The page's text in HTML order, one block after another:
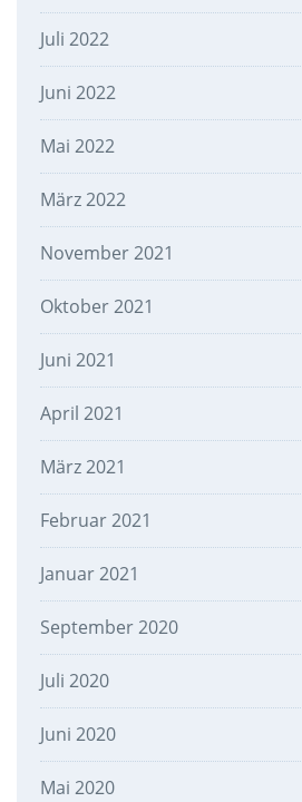
Juli 2022
Juni 2022
Mai 2022
März 2022
November 2021
Oktober 2021
Juni 2021
April 2021
März 2021
Februar 2021
Januar 2021
September 2020
Juli 2020
Juni 2020
Mai 2020